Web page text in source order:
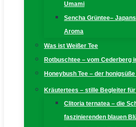
Umami
Sencha Grüntee–
Aroma
Was ist Weißer Tee
Rotbuschtee – vom Cederberg
Honeybush Tee – der
Kräutertees – stille Begleiter
Clitoria ternatea – die
faszinierenden blauen